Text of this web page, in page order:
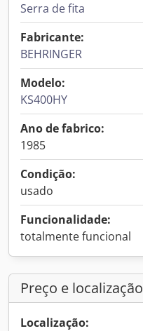
Serra de fita
Fabricante:
BEHRINGER
Modelo:
KS400HY
Ano de fabrico:
1985
Condição:
usado
Funcionalidade:
totalmente funcional
Preço e localização
Localização: